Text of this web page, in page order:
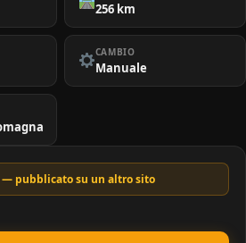
256 km
CAMBIO
Manuale
— pubblicato su un altro sito